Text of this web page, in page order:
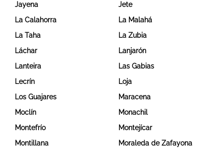
Jayena
Jete
La Calahorra
La Malahá
La Taha
La Zubia
Láchar
Lanjarón
Lanteira
Las Gabias
Lecrín
Loja
Los Guajares
Maracena
Moclín
Monachil
Montefrío
Montejícar
Montillana
Moraleda de Zafayona